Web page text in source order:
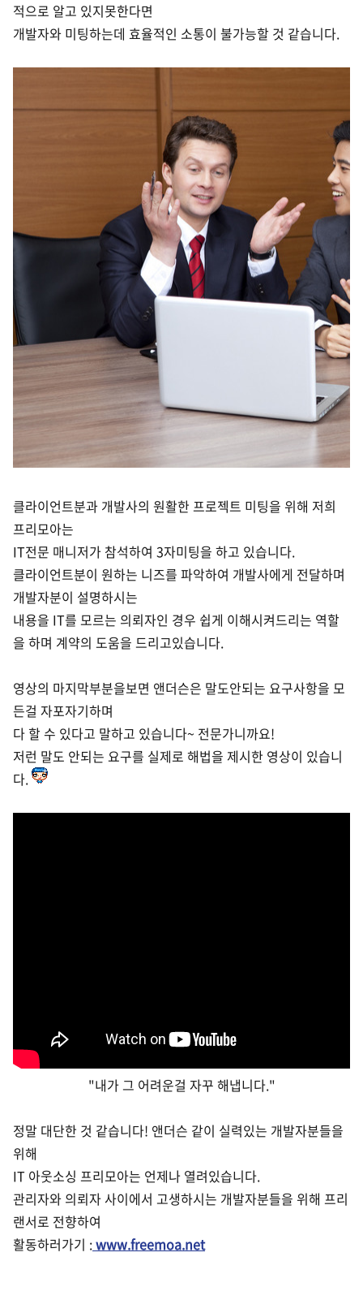
적으로 알고 있지못한다면
개발자와 미팅하는데 효율적인 소통이 불가능할 것 같습니다.
클라이언트분과 개발사의 원활한 프로젝트 미팅을 위해 저희
프리모아는
IT전문 매니저가 참석하여 3자미팅을 하고 있습니다.
클라이언트분이 원하는 니즈를 파악하여 개발사에게 전달하며
개발자분이 설명하시는
내용을 IT를 모르는 의뢰자인 경우 쉽게 이해시켜드리는 역할
을 하며 계약의 도움을 드리고있습니다.
영상의 마지막부분을보면 앤더슨은 말도안되는 요구사항을 모
든걸 자포자기하며
다 할 수 있다고 말하고 있습니다~ 전문가니까요!
저런 말도 안되는 요구를 실제로 해법을 제시한 영상이 있습니
다.
"내가 그 어려운걸 자꾸 해냅니다."
정말 대단한 것 같습니다! 앤더슨 같이 실력있는 개발자분들을
위해
IT 아웃소싱 프리모아는 언제나 열려있습니다.
관리자와 의뢰자 사이에서 고생하시는 개발자분들을 위해 프리
랜서로 전향하여
활동하러가기 :www.freemoa.net